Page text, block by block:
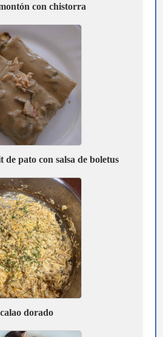
con chistorra
de pato con salsa de boletus
dorado